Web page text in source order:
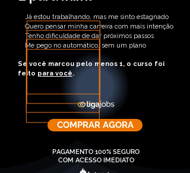
Já estou trabalhando, mas me sinto estagnado
Quero pensar minha carreira com mais intenção
Tenho dificuldade de dar próximos passos
Me pego no automático, sem um plano
Se você marcou pelo menos 1, o curso foi
feito para você.
COMPRAR AGORA
PAGAMENTO 100% SEGURO
COM ACESSO IMEDIATO